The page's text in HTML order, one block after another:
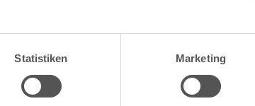
Statistiken Marketing